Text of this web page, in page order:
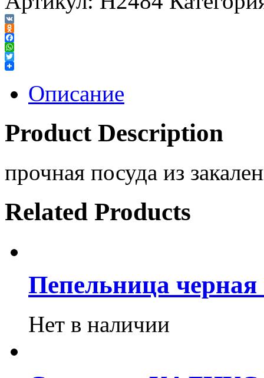
VK
Odnoklassniki
Facebook
WhatsApp
Twitter
Описание
Product Description
прочная посуда из
Related Products
Пепельница черная
Нет в наличии